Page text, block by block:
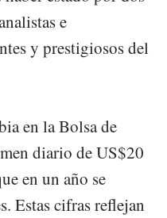
e
y prestigiosos del
en la Bolsa de
diario de US$20
en un año se
Estas cifras reflejan